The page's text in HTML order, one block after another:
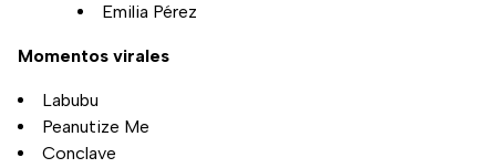
Emilia Pérez
Momentos virales
Labubu
Peanutize Me
Conclave